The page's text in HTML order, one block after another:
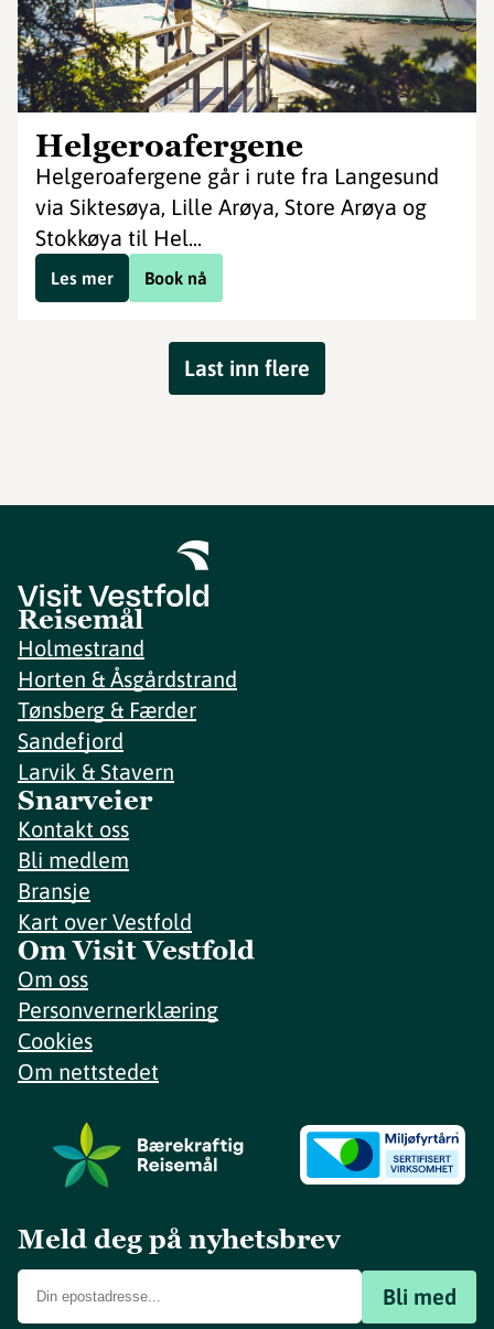
Helgeroafergene
Helgeroafergene går i rute fra Langesund
via Siktesøya, Lille Arøya, Store Arøya og
Stokkøya til Hel...
Book nå
Les mer
Last inn flere
Reisemål
Holmestrand
Horten & Åsgårdstrand
Tønsberg & Færder
Sandefjord
Larvik & Stavern
Snarveier
Kontakt oss
Bli medlem
Bransje
Kart over Vestfold
Om Visit Vestfold
Om oss
Personvernerklæring
Cookies
Om nettstedet
Meld deg på nyhetsbrev
Bli med